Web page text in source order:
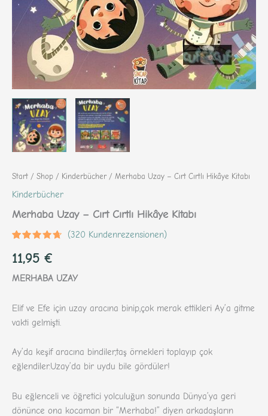
Start / Shop / Kinderbücher / Merhaba Uzay – Cırt Cırtlı Hikâye Kitabı
Kinderbücher
Merhaba Uzay – Cırt Cırtlı Hikâye Kitabı
mit4.43
von 5,
basierend
auf
(320 Kundenrezensionen)
11,95 €
MERHABA UZAY
Elif ve Efe için uzay aracına binip,çok merak ettikleri Ay’a gitme
vakti gelmişti.
Ay’da keşif aracına bindiler,taş örnekleri toplayıp çok
eğlendiler.Uzay’da bir uydu bile gördüler!
Bu eğlenceli ve öğretici yolculuğun sonunda Dünya’ya geri
dönünce ona kocaman bir “Merhaba!” diyen arkadaşların